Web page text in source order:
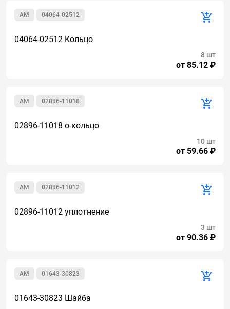
04064-02512
AM
04064-02512 Кольцо
от 85.12 ₽
8 шт
02896-11018
AM
02896-11018 о-кольцо
от 59.66 ₽
10 шт
02896-11012
AM
02896-11012 уплотнение
от 90.36 ₽
3 шт
01643-30823
AM
01643-30823 Шайба